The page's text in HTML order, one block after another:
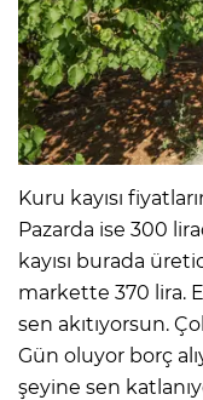
Kuru kayısı
Pazarda ise 300
kayısı burada
markette 370 lira.
sen akıtıyorsun.
Gün oluyor borç
şeyine sen